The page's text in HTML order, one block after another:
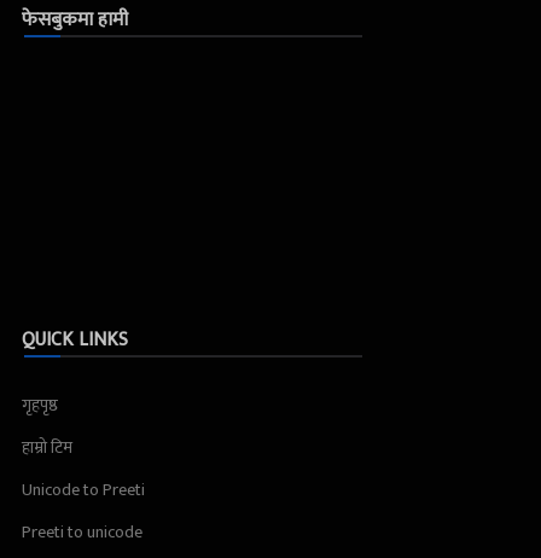
फेसबुकमा हामी
QUICK LINKS
गृहपृष्ठ
हाम्रो टिम
Unicode to Preeti
Preeti to unicode